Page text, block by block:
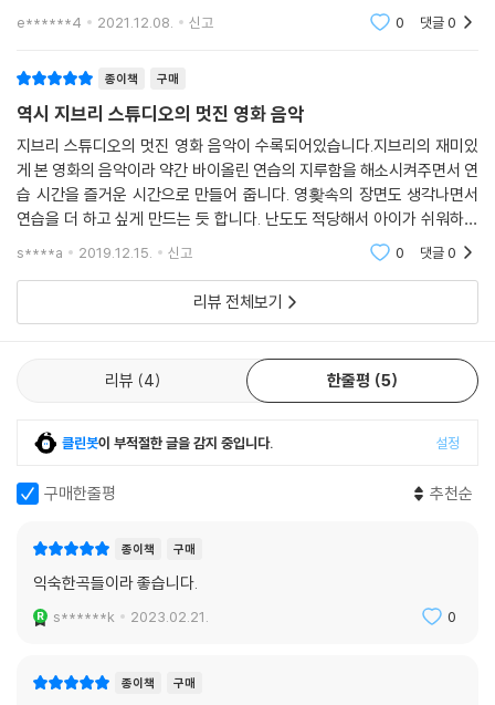
리 음악 좋아하시는 분에게 딱이네요 아이들이 연주해도 지루하지 않을것
e******4 2021.12.08. 신고 0 댓글0
종이책 구매
역시 지브리 스튜디오의 멋진 영화 음악
지브리 스튜디오의 멋진 영화 음악이 수록되어있습니다.지브리의 재미있
게 본 영화의 음악이라 약간 바이올린 연습의 지루함을 해소시켜주면서 연
습 시간을 즐거운 시간으로 만들어 줍니다. 영홪속의 장면도 생각나면서
연습을 더 하고 싶게 만드는 듯 합니다. 난도도 적당해서 아이가 쉬워하며
즐겁게 연주합니다. 특히 모노노케히메의 주제곡은 바이올린으로 연주하
s****a 2019.12.15. 신고 0 댓글0
리뷰 전체보기
리뷰 4 한줄평 5
클린봇이 부적절한 글을 감지 중입니다. 설정
구매한줄평 추천순
종이책 구매
익숙한곡들이라 좋습니다.
s******k 2023.02.21. 0
종이책 구매